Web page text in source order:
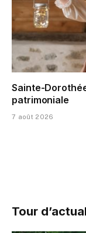
Sainte-
patrimoniale
7 août 2026
Tour